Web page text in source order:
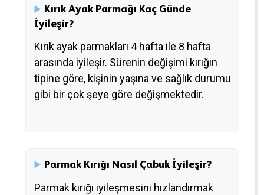
Kırık Ayak Parmağı Kaç Günde
İyileşir?
Kırık ayak parmakları 4 hafta ile 8 hafta
arasında iyileşir. Sürenin değişimi kırığın
tipine göre, kişinin yaşına ve sağlık durumu
gibi bir çok şeye göre değişmektedir.
Parmak Kırığı Nasıl Çabuk İyileşir?
Parmak kırığı iyileşmesini hızlandırmak